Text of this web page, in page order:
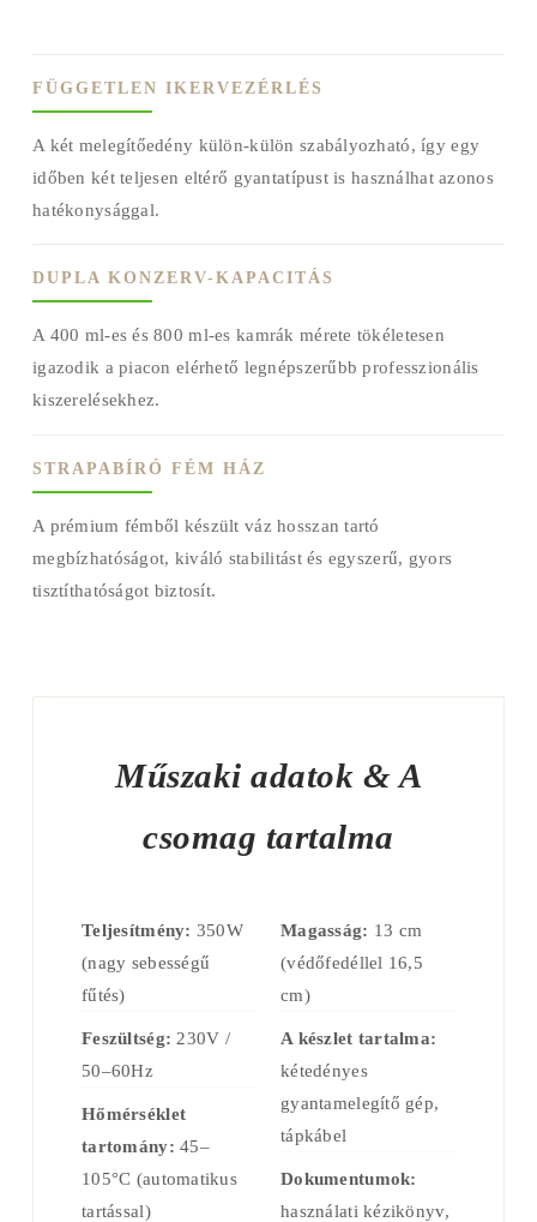
FÜGGETLEN IKERVEZÉRLÉS
A két melegítőedény külön-külön szabályozható, így egy
időben két teljesen eltérő gyantatípust is használhat azonos
hatékonysággal.
DUPLA KONZERV-KAPACITÁS
A 400 ml-es és 800 ml-es kamrák mérete tökéletesen
igazodik a piacon elérhető legnépszerűbb professzionális
kiszerelésekhez.
STRAPABÍRÓ FÉM HÁZ
A prémium fémből készült váz hosszan tartó
megbízhatóságot, kiváló stabilitást és egyszerű, gyors
tisztíthatóságot biztosít.
Műszaki adatok & A
csomag tartalma
Teljesítmény: 350W
(nagy sebességű
fűtés)
Feszültség: 230V /
50–60Hz
Hőmérséklet
tartomány: 45–
105°C (automatikus
tartással)
Magasság: 13 cm
(védőfedéllel 16,5
cm)
A készlet tartalma:
kétedényes
gyantamelegítő gép,
tápkábel
Dokumentumok:
használati kézikönyv,